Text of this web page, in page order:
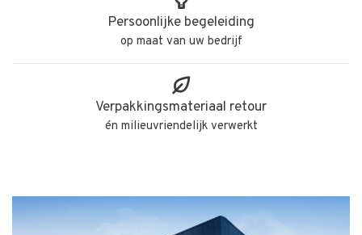
Persoonlijke begeleiding
op maat van uw bedrijf
Verpakkingsmateriaal retour
én milieuvriendelijk verwerkt